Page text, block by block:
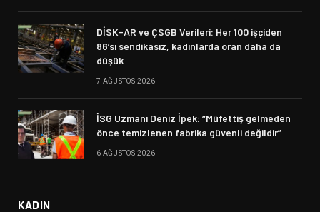
DİSK-AR ve ÇSGB Verileri: Her 100 işçiden
86’sı sendikasız, kadınlarda oran daha da
düşük
7 AĞUSTOS 2026
İSG Uzmanı Deniz İpek: “Müfettiş gelmeden
önce temizlenen fabrika güvenli değildir”
6 AĞUSTOS 2026
KADIN